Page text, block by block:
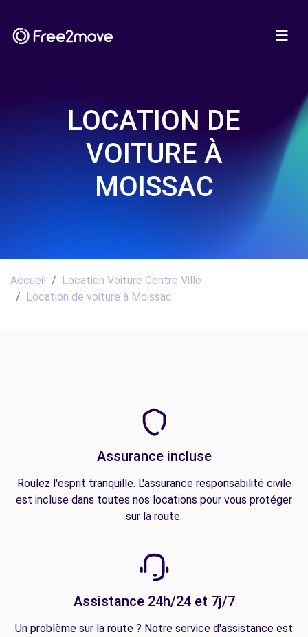
LOCATION DE
VOITURE À
MOISSAC
Accueil
Location Voiture Centre Ville
Location de voiture à Moissac
Assurance incluse
Roulez l'esprit tranquille. L'assurance responsabilité civile
est incluse dans toutes nos locations pour vous protéger
sur la route.
Assistance 24h/24 et 7j/7
Un problème sur la route ? Notre service d'assistance est